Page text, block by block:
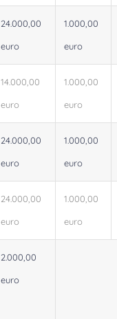
24.000,00
euro
1.000,00
euro
14.000,00
euro
1.000,00
euro
24.000,00
euro
1.000,00
euro
24.000,00
euro
1.000,00
euro
2.000,00
euro